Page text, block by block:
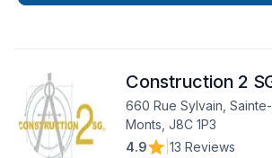
Salle de bain, Sous-sol dans les secteurs
et un service clé en main irréprochable.
à une équipe qui a à cœur votre
Construction 2
660 Rue Sylvain,
Monts, J8C 1P3
4.9
13 Reviews